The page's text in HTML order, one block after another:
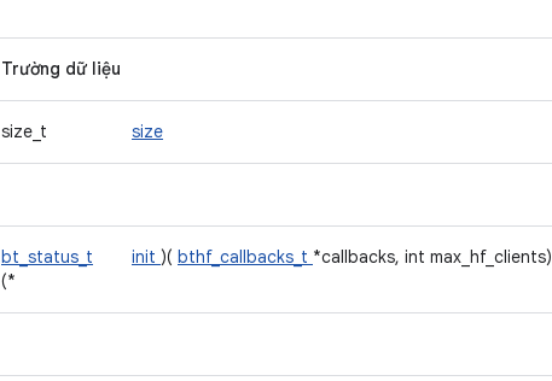
Trường dữ liệu
size_t size
bt_status_t
(*
init )( bthf_callbacks_t *callbacks, int max_hf_clients)